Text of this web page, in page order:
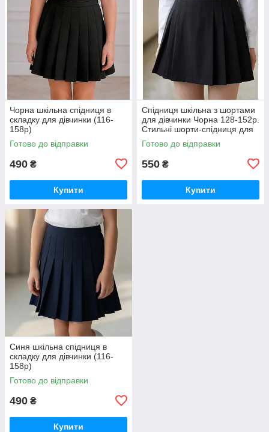
Чорна шкільна спідниця в
складку для дівчинки (116-
158р)
Готово до відправки
490 ₴
Купити
Спідниця шкільна з шортами
для дівчинки Чорна 128-152р.
Стильні шорти-спідниця для
дівчаток Шкільні шорти-
спідниця
Готово до відправки
550 ₴
Купити
Синя шкільна спідниця в
складку для дівчинки (116-
158р)
Готово до відправки
490 ₴
Купити